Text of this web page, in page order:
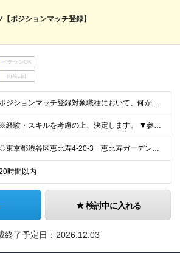
ポジションマッチ登録】
ベテランOK
面接1回
ポジションマッチ登録対象職種において、何かしらの知識・経験を有する方 【活かせる経験・スキル】 ポジションマッチ登録対象職種に関連する知識・経験 ※該当ポジションが数多く存在する為、様々な経験が活か
※経験・スキルを考慮の上、決定します。 ▼参考情報 ----------------------- 想定年収：5,040,000 円 - 12,000,000円 ※固定残業代45時間分（87,40
◇東京都渋谷区恵比寿4-20-3 恵比寿ガーデンプレイス29階 ◇広島県広島市中区大手町1-2-1 おりづるタワー6F ◇沖縄県那覇市前島3丁目25番1号 泊ふ頭旅客ターミナルビルディング2F ※（
時間以内
検討中に入れる
終了予定日： 2026.12.03